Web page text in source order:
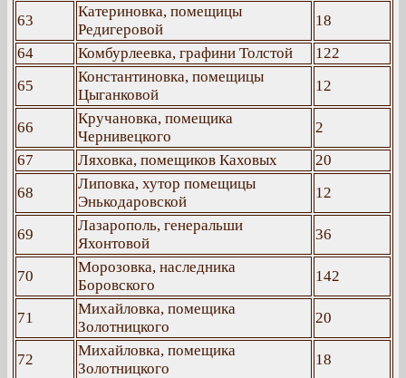
63
Катериновка, помещицы
Редигеровой
18
64
Комбурлеевка, графини Толстой
122
65
Константиновка, помещицы
Цыганковой
12
66
Кручановка, помещика
Чернивецкого
2
67
Ляховка, помещиков Каховых
20
68
Липовка, хутор помещицы
Энькодаровской
12
69
Лазарополь, генеральши
Яхонтовой
36
70
Морозовка, наследника
Боровского
142
71
Михайловка, помещика
Золотницкого
20
72
Михайловка, помещика
Золотницкого
18